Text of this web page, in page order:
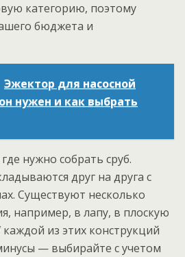
категорию, поэтому
бюджета и
Эжектор для насосной
нужен и как выбрать
нужно собрать сруб.
друг на друга с
Существуют несколько
например, в лапу, в плоскую
из этих конструкций
— выбирайте с учетом